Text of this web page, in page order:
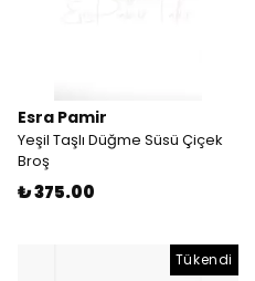
Esra Pamir
Yeşil Taşlı Düğme Süsü Çiçek
Broş
₺ 375.00
Tükendi